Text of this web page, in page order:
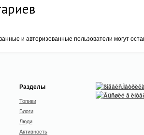
и авторизованные пользователи могут
Разделы
Топики
Блоги
Люди
Активность